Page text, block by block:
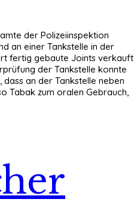
der Polizeiinspektion
an einer Tankstelle in der
fertig gebaute Joints verkauft
der Tankstelle konnte
an der Tankstelle neben
Tabak zum oralen Gebrauch,